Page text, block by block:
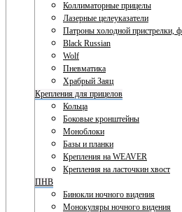
Коллиматорные прицелы
Лазерные целеуказатели
Патроны холодной пристрелки,
Black Russian
Wolf
Пневматика
Храбрый Заяц
Крепления для прицелов
Кольца
Боковые кронштейны
Моноблоки
Базы и планки
Крепления на WEAVER
Крепления на ласточкин хвост
ПНВ
Бинокли ночного видения
Монокуляры ночного видения